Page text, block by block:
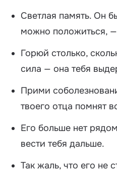
Светлая память. Он
можно положиться,
Горюй столько,
сила — она тебя
Прими
твоего отца помнят
Его больше нет
вести тебя дальше.
Так жаль, что его не